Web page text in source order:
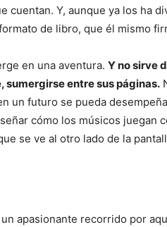
Y, aunque ya los ha
de libro, que él mismo
en una aventura. Y no sirve
sumergirse entre sus páginas.
un futuro se pueda
cómo los músicos juegan
se ve al otro lado de la
apasionante recorrido por